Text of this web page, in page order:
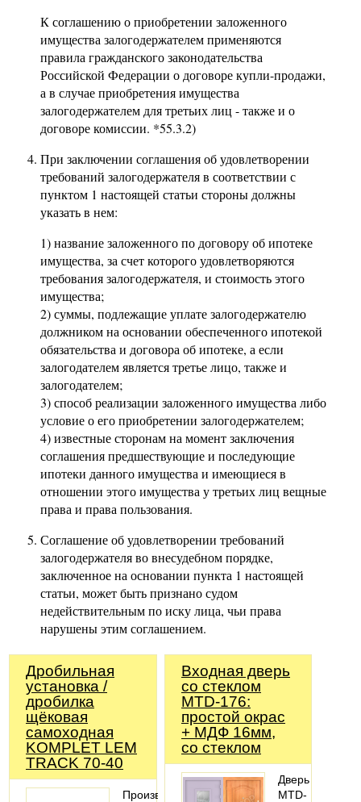
К соглашению о приобретении заложенного
имущества залогодержателем применяются
правила гражданского законодательства
Российской Федерации о договоре купли-продажи,
а в случае приобретения имущества
залогодержателем для третьих лиц - также и о
договоре комиссии. *55.3.2)
При заключении соглашения об удовлетворении
требований залогодержателя в соответствии с
пунктом 1 настоящей статьи стороны должны
указать в нем:
1) название заложенного по договору об ипотеке
имущества, за счет которого удовлетворяются
требования залогодержателя, и стоимость этого
имущества;
2) суммы, подлежащие уплате залогодержателю
должником на основании обеспеченного ипотекой
обязательства и договора об ипотеке, а если
залогодателем является третье лицо, также и
залогодателем;
3) способ реализации заложенного имущества либо
условие о его приобретении залогодержателем;
4) известные сторонам на момент заключения
соглашения предшествующие и последующие
ипотеки данного имущества и имеющиеся в
отношении этого имущества у третьих лиц вещные
права и права пользования.
Соглашение об удовлетворении требований
залогодержателя во внесудебном порядке,
заключенное на основании пункта 1 настоящей
статьи, может быть признано судом
недействительным по иску лица, чьи права
нарушены этим соглашением.
Дробильная
установка /
дробилка
щёковая
самоходная
KOMPLET LEM
TRACK 70-40
Производительность
Входная дверь
со стеклом
MTD-176:
простой окрас
+ МДФ 16мм,
со стеклом
Дверь
MTD-